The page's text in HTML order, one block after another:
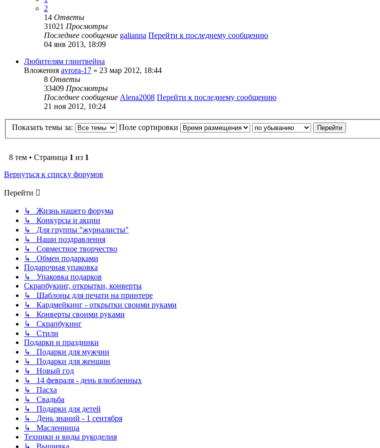
2
14 Ответы
31021 Просмотры
Последнее сообщение galianna Перейти к последнему сообщению
04 янв 2013, 18:09
Любителям глинтвейна
Вложения avrora-17 » 23 мар 2012, 18:44
8 Ответы
33409 Просмотры
Последнее сообщение Alena2008 Перейти к последнему сообщению
21 ноя 2012, 10:24
Показать темы за: Поле сортировки
8 тем • Страница 1 из 1
Вернуться к списку форумов
Перейти
↳ Жизнь нашего форума
↳ Конкурсы и акции
↳ Для группы "журналисты"
↳ Наши поздравления
↳ Совместное творчество
↳ Обмен подарками
Подарочная упаковка
↳ Упаковка подарков
Скрапбукинг, открытки, конверты
↳ Шаблоны для печати на принтере
↳ Кардмейкинг - открытки своими руками
↳ Конверты своими руками
↳ Скрапбукинг
↳ Стили
Подарки и праздники
↳ Подарки для мужчин
↳ Подарки для женщин
↳ Новый год
↳ 14 февраля - день влюбленных
↳ Пасха
↳ Свадьба
↳ Подарки для детей
↳ День знаний - 1 сентября
↳ Масленница
Техники и виды рукоделия